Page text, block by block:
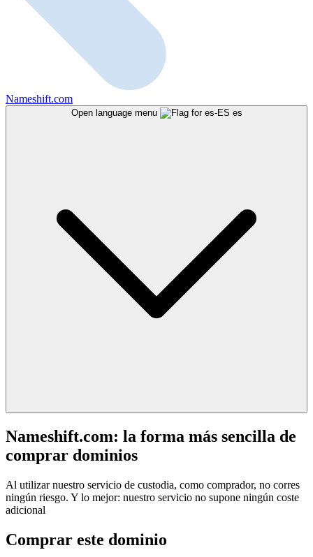
Nameshift.com
Open language menu es
Nameshift.com: la forma más sencilla de
comprar dominios
Al utilizar nuestro servicio de custodia, como comprador, no corres
ningún riesgo. Y lo mejor: nuestro servicio no supone ningún coste
adicional
Comprar este dominio